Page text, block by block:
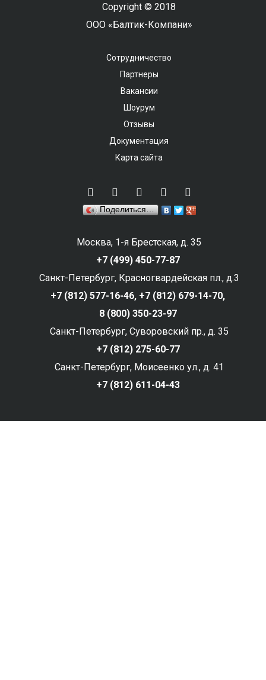
Copyright © 2018
ООО «Балтик-Компани»
Сотрудничество
Партнеры
Вакансии
Шоурум
Отзывы
Документация
Карта сайта
Поделиться…
Москва, 1-я Брестская, д. 35
+7 (499) 450-77-87
Санкт-Петербург, Красногвардейская пл., д.3
+7 (812) 577-16-46, +7 (812) 679-14-70,
8 (800) 350-23-97
Санкт-Петербург, Суворовский пр., д. 35
+7 (812) 275-60-77
Санкт-Петербург, Моисеенко ул., д. 41
+7 (812) 611-04-43